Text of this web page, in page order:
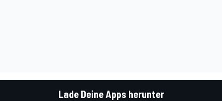
Lade Deine Apps herunter